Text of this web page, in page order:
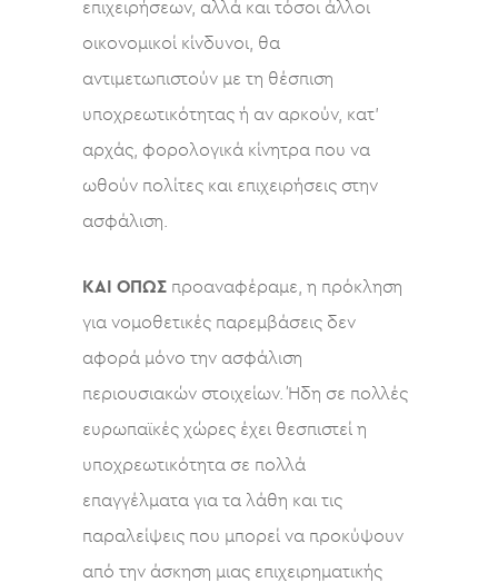
επιχειρήσεων, αλλά και τόσοι άλλοι
οικονομικοί κίνδυνοι, θα
αντιμετωπιστούν με τη θέσπιση
υποχρεωτικότητας ή αν αρκούν, κατ’
αρχάς, φορολογικά κίνητρα που να
ωθούν πολίτες και επιχειρήσεις στην
ασφάλιση.
ΚΑΙ ΟΠΩΣ προαναφέραμε, η πρόκληση
για νομοθετικές παρεμβάσεις δεν
αφορά μόνο την ασφάλιση
περιουσιακών στοιχείων. Ήδη σε πολλές
ευρωπαϊκές χώρες έχει θεσπιστεί η
υποχρεωτικότητα σε πολλά
επαγγέλματα για τα λάθη και τις
παραλείψεις που μπορεί να προκύψουν
από την άσκηση μιας επιχειρηματικής